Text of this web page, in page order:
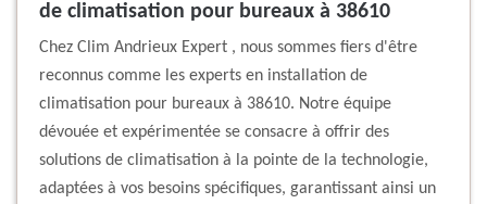
de climatisation pour bureaux à 38610
Chez Clim Andrieux Expert , nous sommes fiers d'être
reconnus comme les experts en installation de
climatisation pour bureaux à 38610. Notre équipe
dévouée et expérimentée se consacre à offrir des
solutions de climatisation à la pointe de la technologie,
adaptées à vos besoins spécifiques, garantissant ainsi un